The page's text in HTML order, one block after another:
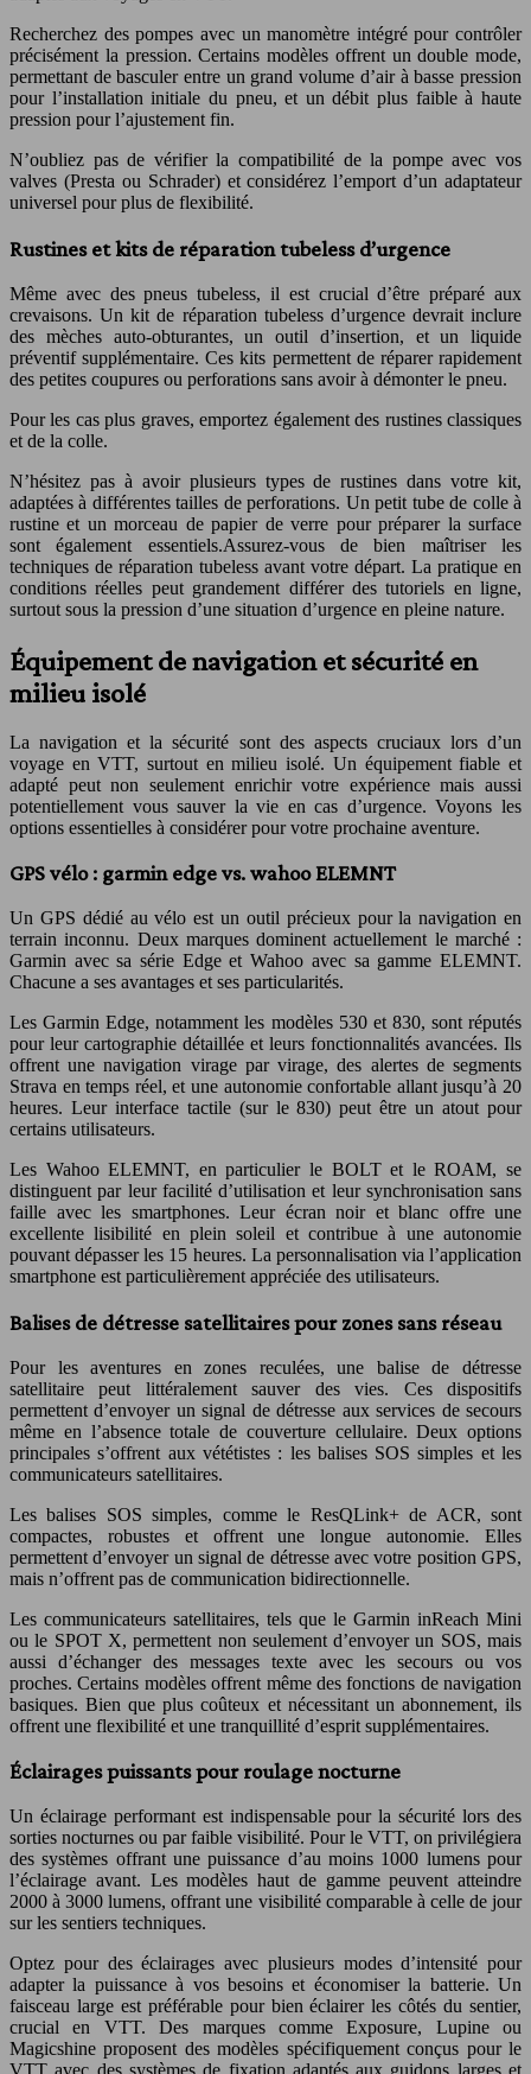
Recherchez des pompes avec un manomètre intégré pour contrôler
précisément la pression. Certains modèles offrent un double mode,
permettant de basculer entre un grand volume d’air à basse pression
pour l’installation initiale du pneu, et un débit plus faible à haute
pression pour l’ajustement fin.
N’oubliez pas de vérifier la compatibilité de la pompe avec vos
valves (Presta ou Schrader) et considérez l’emport d’un adaptateur
universel pour plus de flexibilité.
Rustines et kits de réparation tubeless d’urgence
Même avec des pneus tubeless, il est crucial d’être préparé aux
crevaisons. Un kit de réparation tubeless d’urgence devrait inclure
des mèches auto-obturantes, un outil d’insertion, et un liquide
préventif supplémentaire. Ces kits permettent de réparer rapidement
des petites coupures ou perforations sans avoir à démonter le pneu.
Pour les cas plus graves, emportez également des rustines classiques
et de la colle.
N’hésitez pas à avoir plusieurs types de rustines dans votre kit,
adaptées à différentes tailles de perforations. Un petit tube de colle à
rustine et un morceau de papier de verre pour préparer la surface
sont également essentiels.Assurez-vous de bien maîtriser les
techniques de réparation tubeless avant votre départ. La pratique en
conditions réelles peut grandement différer des tutoriels en ligne,
surtout sous la pression d’une situation d’urgence en pleine nature.
Équipement de navigation et sécurité en
milieu isolé
La navigation et la sécurité sont des aspects cruciaux lors d’un
voyage en VTT, surtout en milieu isolé. Un équipement fiable et
adapté peut non seulement enrichir votre expérience mais aussi
potentiellement vous sauver la vie en cas d’urgence. Voyons les
options essentielles à considérer pour votre prochaine aventure.
GPS vélo : garmin edge vs. wahoo ELEMNT
Un GPS dédié au vélo est un outil précieux pour la navigation en
terrain inconnu. Deux marques dominent actuellement le marché :
Garmin avec sa série Edge et Wahoo avec sa gamme ELEMNT.
Chacune a ses avantages et ses particularités.
Les Garmin Edge, notamment les modèles 530 et 830, sont réputés
pour leur cartographie détaillée et leurs fonctionnalités avancées. Ils
offrent une navigation virage par virage, des alertes de segments
Strava en temps réel, et une autonomie confortable allant jusqu’à 20
heures. Leur interface tactile (sur le 830) peut être un atout pour
certains utilisateurs.
Les Wahoo ELEMNT, en particulier le BOLT et le ROAM, se
distinguent par leur facilité d’utilisation et leur synchronisation sans
faille avec les smartphones. Leur écran noir et blanc offre une
excellente lisibilité en plein soleil et contribue à une autonomie
pouvant dépasser les 15 heures. La personnalisation via l’application
smartphone est particulièrement appréciée des utilisateurs.
Balises de détresse satellitaires pour zones sans réseau
Pour les aventures en zones reculées, une balise de détresse
satellitaire peut littéralement sauver des vies. Ces dispositifs
permettent d’envoyer un signal de détresse aux services de secours
même en l’absence totale de couverture cellulaire. Deux options
principales s’offrent aux vététistes : les balises SOS simples et les
communicateurs satellitaires.
Les balises SOS simples, comme le ResQLink+ de ACR, sont
compactes, robustes et offrent une longue autonomie. Elles
permettent d’envoyer un signal de détresse avec votre position GPS,
mais n’offrent pas de communication bidirectionnelle.
Les communicateurs satellitaires, tels que le Garmin inReach Mini
ou le SPOT X, permettent non seulement d’envoyer un SOS, mais
aussi d’échanger des messages texte avec les secours ou vos
proches. Certains modèles offrent même des fonctions de navigation
basiques. Bien que plus coûteux et nécessitant un abonnement, ils
offrent une flexibilité et une tranquillité d’esprit supplémentaires.
Éclairages puissants pour roulage nocturne
Un éclairage performant est indispensable pour la sécurité lors des
sorties nocturnes ou par faible visibilité. Pour le VTT, on privilégiera
des systèmes offrant une puissance d’au moins 1000 lumens pour
l’éclairage avant. Les modèles haut de gamme peuvent atteindre
2000 à 3000 lumens, offrant une visibilité comparable à celle de jour
sur les sentiers techniques.
Optez pour des éclairages avec plusieurs modes d’intensité pour
adapter la puissance à vos besoins et économiser la batterie. Un
faisceau large est préférable pour bien éclairer les côtés du sentier,
crucial en VTT. Des marques comme Exposure, Lupine ou
Magicshine proposent des modèles spécifiquement conçus pour le
VTT avec des systèmes de fixation adaptés aux guidons larges et